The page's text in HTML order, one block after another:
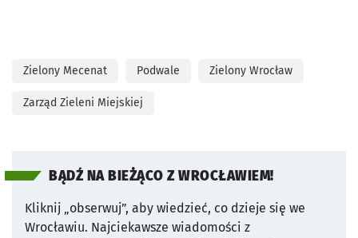
Zielony Mecenat Podwale Zielony Wrocław
Zarząd Zieleni Miejskiej
BĄDŹ NA BIEŻĄCO Z WROCŁAWIEM!
Kliknij „obserwuj”, aby wiedzieć, co dzieje się we
Wrocławiu. Najciekawsze wiadomości z